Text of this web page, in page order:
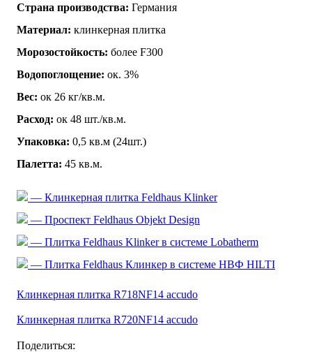
Страна производства: Германия
Материал: клинкерная плитка
Морозостойкость: более F300
Водопоглощение: ок. 3%
Вес: ок 26 кг/кв.м.
Расход: ок 48 шт./кв.м.
Упаковка: 0,5 кв.м (24шт.)
Палетта: 45 кв.м.
— Клинкерная плитка Feldhaus Klinker
— Проспект Feldhaus Objekt Design
— Плитка Feldhaus Klinker в системе Lobatherm
— Плитка Feldhaus Клинкер в системе НВФ HILTI
Клинкерная плитка R718NF14 accudo
Клинкерная плитка R720NF14 accudo
Поделиться: